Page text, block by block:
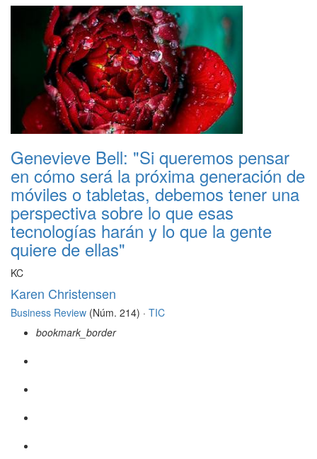
Genevieve Bell: "Si queremos pensar
en cómo será la próxima generación de
móviles o tabletas, debemos tener una
perspectiva sobre lo que esas
tecnologías harán y lo que la gente
quiere de ellas"
KC
Karen Christensen
Business Review (Núm. 214) · TIC
bookmark_border